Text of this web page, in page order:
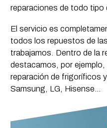
reparaciones de todo tipo
El servicio es
todos los repuestos de
trabajamos. Dentro de la
destacamos, por ejemplo,
reparación de frigoríficos
Samsung, LG, Hisense…